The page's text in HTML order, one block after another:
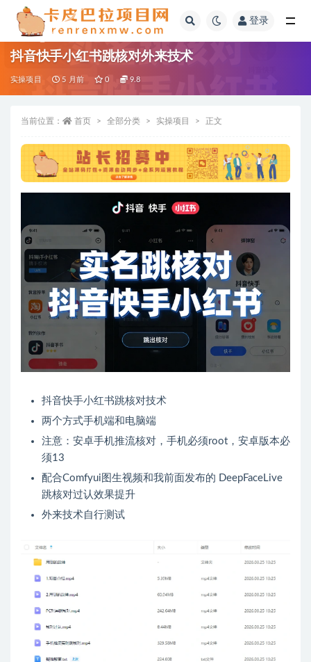
登录
抖音快手小红书跳核对外来技术
实操项目 5 月前 0 9.8
当前位置： 首页 全部分类 实操项目 正文
抖音快手小红书跳核对技术
两个方式手机端和电脑端
注意：安卓手机推流核对，手机必须root，安卓版本必
须13
配合Comfyui图生视频和我前面发布的 DeepFaceLive
跳核对过认效果提升
外来技术自行测试
全部